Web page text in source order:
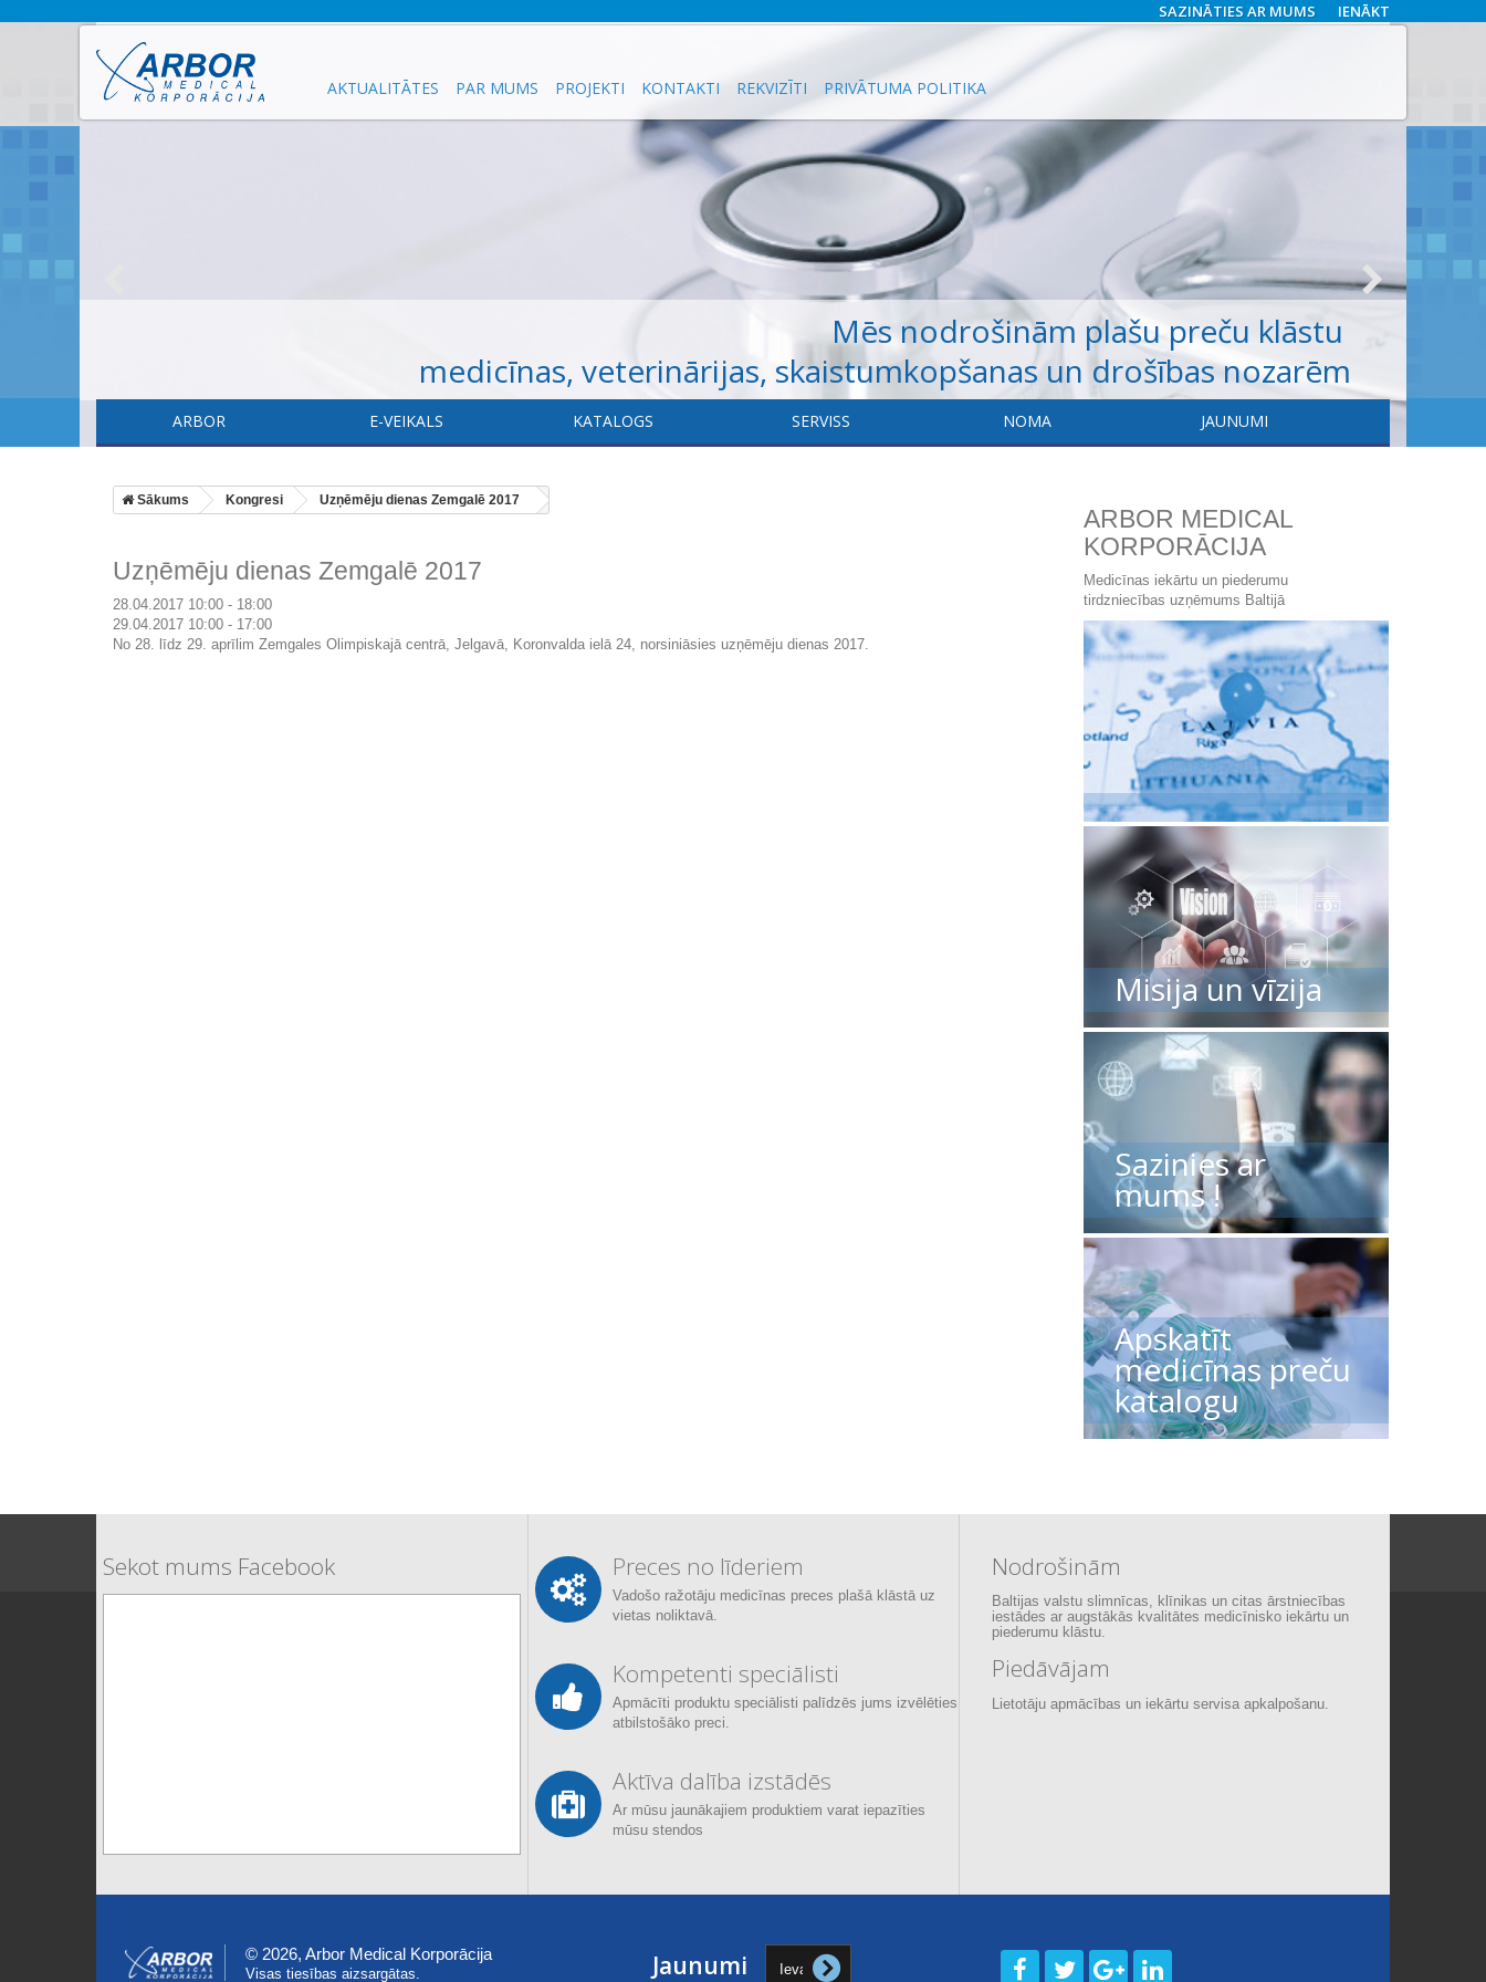
IENĀKT
SAZINĀTIES AR MUMS
AKTUALITĀTES PAR MUMS PROJEKTI KONTAKTI REKVIZĪTI PRIVĀTUMA POLITIKA
Mēs nodrošinām plašupreču klāstu
medicīnas, veterinārijas, skaistumkopšanas un drošības nozarēm
ARBOR E-VEIKALS KATALOGS ​SERVISS NOMA JAUNUMI
Sākums Kongresi Uzņēmēju dienas Zemgalē 2017
Uzņēmēju dienas Zemgalē 2017
28.04.2017 10:00 - 18:00
29.04.2017 10:00 - 17:00
No 28. līdz 29. aprīlim Zemgales Olimpiskajā centrā, Jelgavā, Koronvalda ielā 24, norsiniāsies uzņēmēju dienas 2017.
ARBOR MEDICAL
KORPORĀCIJA
Medicīnas iekārtu un piederumu
tirdzniecības uzņēmums Baltijā
Misija un vīzija
Sazinies ar
mums !
Apskatīt
medicīnas preču
katalogu
Sekot mums Facebook Preces no līderiem
Vadošo ražotāju medicīnas preces plašā klāstā uz
vietas noliktavā.
Kompetenti speciālisti
Apmācīti produktu speciālisti palīdzēs jums izvēlēties
atbilstošāko preci.
Aktīva dalība izstādēs
Ar mūsu jaunākajiem produktiem varat iepazīties
mūsu stendos
Nodrošinām
Baltijas valstu slimnīcas, klīnikas un citas ārstniecības
iestādes ar augstākās kvalitātes medicīnisko iekārtu un
piederumu klāstu.
Piedāvājam
Lietotāju apmācības un iekārtu servisa apkalpošanu.
© 2026, Arbor Medical Korporācija
Visas tiesības aizsargātas. Jaunumi